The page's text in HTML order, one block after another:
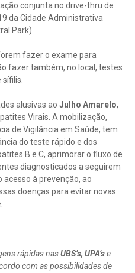
conjunta no drive-thru de
da Cidade Administrativa
Park).
fazer o exame para
fazer também, no local, testes
sífilis.
alusivas ao Julho Amarelo,
Virais. A mobilização,
de Vigilância em Saúde, tem
do teste rápido e dos
B e C, aprimorar o fluxo de
diagnosticados a seguirem
à prevenção, ao
doenças para evitar novas
rápidas nasUBS’s, UPA’se
com as possibilidades de